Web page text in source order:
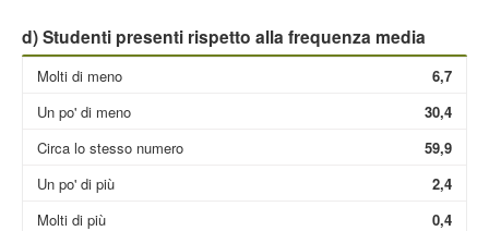
d) Studenti presenti rispetto alla frequenza media
Molti di meno
Un po' di meno
Circa lo stesso numero
Un po' di più
Molti di più
6,7
30,4
59,9
2,4
0,4